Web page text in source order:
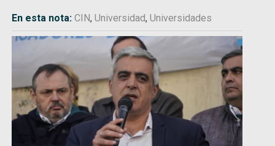
En esta nota:CIN,Universidad,Universidades